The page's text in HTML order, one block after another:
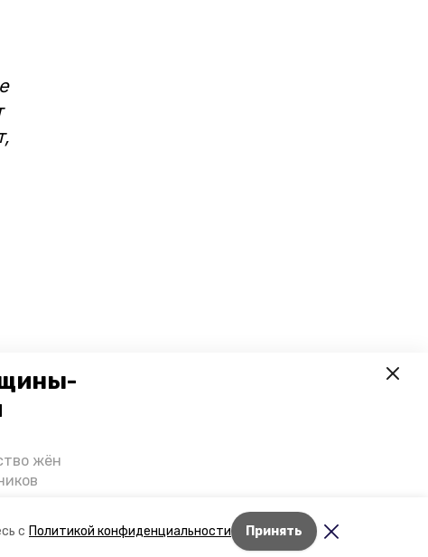
с Политикой конфиденциальности Принять
жён
Лента новостей